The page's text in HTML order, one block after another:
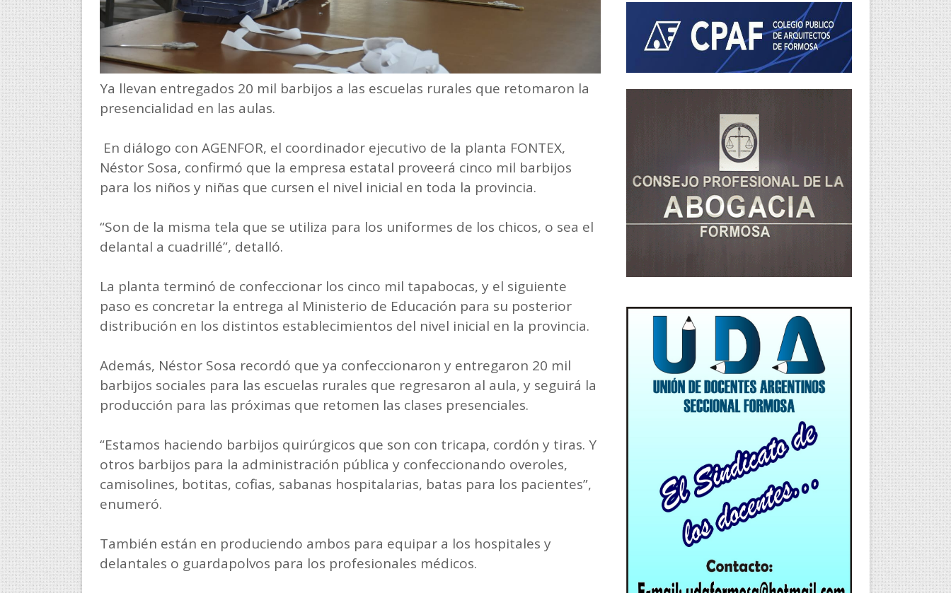
Ya llevan entregados 20 mil barbijos a las escuelas rurales que retomaron la
presencialidad en las aulas.
En diálogo con AGENFOR, el coordinador ejecutivo de la planta FONTEX,
Néstor Sosa, confirmó que la empresa estatal proveerá cinco mil barbijos
para los niños y niñas que cursen el nivel inicial en toda la provincia.
“Son de la misma tela que se utiliza para los uniformes de los chicos, o sea el
delantal a cuadrillé”, detalló.
La planta terminó de confeccionar los cinco mil tapabocas, y el siguiente
paso es concretar la entrega al Ministerio de Educación para su posterior
distribución en los distintos establecimientos del nivel inicial en la provincia.
Además, Néstor Sosa recordó que ya confeccionaron y entregaron 20 mil
barbijos sociales para las escuelas rurales que regresaron al aula, y seguirá la
producción para las próximas que retomen las clases presenciales.
“Estamos haciendo barbijos quirúrgicos que son con tricapa, cordón y tiras. Y
otros barbijos para la administración pública y confeccionando overoles,
camisolines, botitas, cofias, sabanas hospitalarias, batas para los pacientes”,
enumeró.
También están en produciendo ambos para equipar a los hospitales y
delantales o guardapolvos para los profesionales médicos.